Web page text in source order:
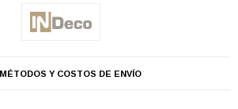
MÉTODOS Y COSTOS DE ENVÍO